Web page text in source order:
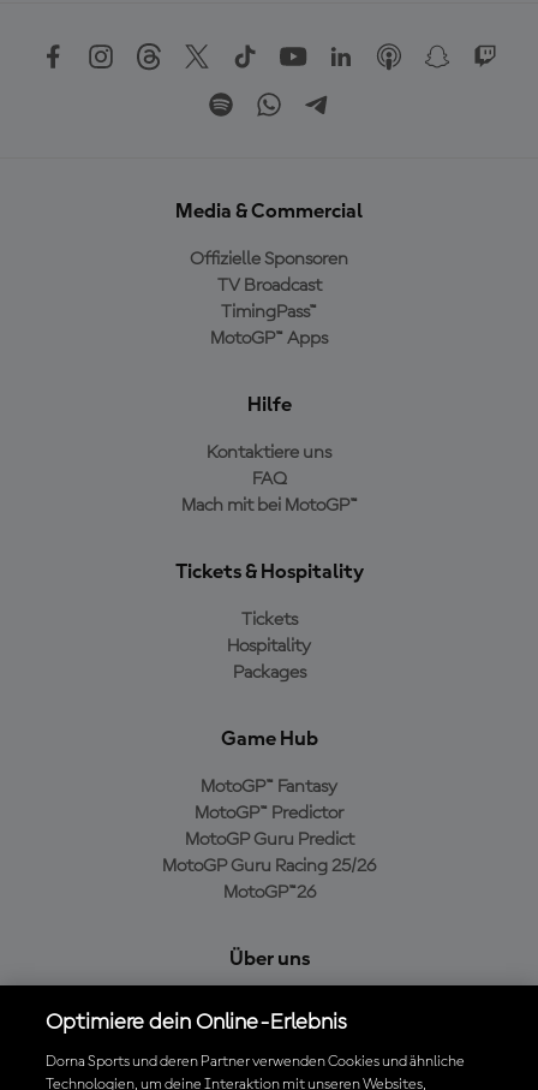
Media & Commercial
Offizielle Sponsoren
TV Broadcast
TimingPass™
MotoGP™ Apps
Hilfe
Kontaktiere uns
FAQ
Mach mit bei MotoGP™
Tickets & Hospitality
Tickets
Hospitality
Packages
Game Hub
MotoGP™ Fantasy
MotoGP™ Predictor
MotoGP Guru Predict
MotoGP Guru Racing 25/26
MotoGP™26
Über uns
Cookie-Richtlinien
Geschäftsbedingungen
Optimiere dein Online-Erlebnis
Dorna Sports und deren Partner verwenden Cookies und ähnliche
Technologien, um deine Interaktion mit unseren Websites,